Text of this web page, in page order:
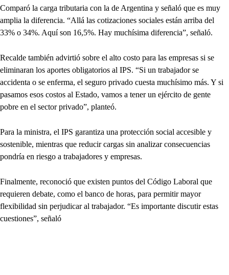
Comparó la carga tributaria con la de Argentina y señaló que es muy
amplia la diferencia. “Allá las cotizaciones sociales están arriba del
33% o 34%. Aquí son 16,5%. Hay muchísima diferencia”, señaló.
Recalde también advirtió sobre el alto costo para las empresas si se
eliminaran los aportes obligatorios al IPS. “Si un trabajador se
accidenta o se enferma, el seguro privado cuesta muchísimo más. Y si
pasamos esos costos al Estado, vamos a tener un ejército de gente
pobre en el sector privado”, planteó.
Para la ministra, el IPS garantiza una protección social accesible y
sostenible, mientras que reducir cargas sin analizar consecuencias
pondría en riesgo a trabajadores y empresas.
Finalmente, reconoció que existen puntos del Código Laboral que
requieren debate, como el banco de horas, para permitir mayor
flexibilidad sin perjudicar al trabajador. “Es importante discutir estas
cuestiones”, señaló